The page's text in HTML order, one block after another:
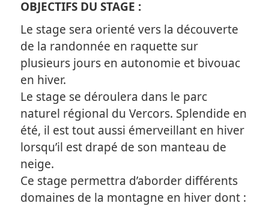
OBJECTIFS DU STAGE :
Le stage sera orienté vers la découverte
de la randonnée en raquette sur
plusieurs jours en autonomie et bivouac
en hiver.
Le stage se déroulera dans le parc
naturel régional du Vercors. Splendide en
été, il est tout aussi émerveillant en hiver
lorsqu’il est drapé de son manteau de
neige.
Ce stage permettra d’aborder différents
domaines de la montagne en hiver dont :